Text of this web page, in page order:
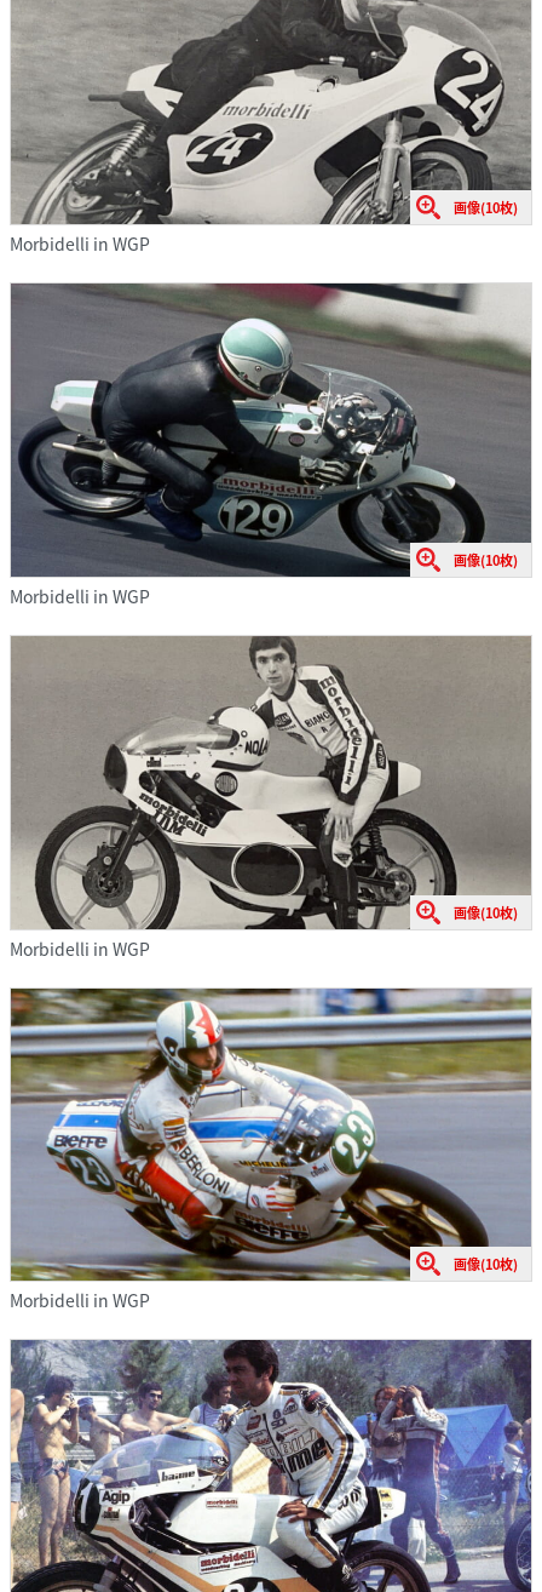
画像(10枚)
Morbidelli in WGP
画像(10枚)
Morbidelli in WGP
画像(10枚)
Morbidelli in WGP
画像(10枚)
Morbidelli in WGP